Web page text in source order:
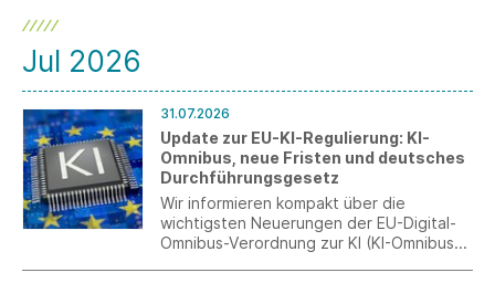
Jul 2026
31.07.2026
Update zur EU-KI-Regulierung: KI-
Omnibus, neue Fristen und deutsches
Durchführungsgesetz
Wir informieren kompakt über die
wichtigsten Neuerungen der EU-Digital-
Omnibus-Verordnung zur KI (KI-Omnibus)